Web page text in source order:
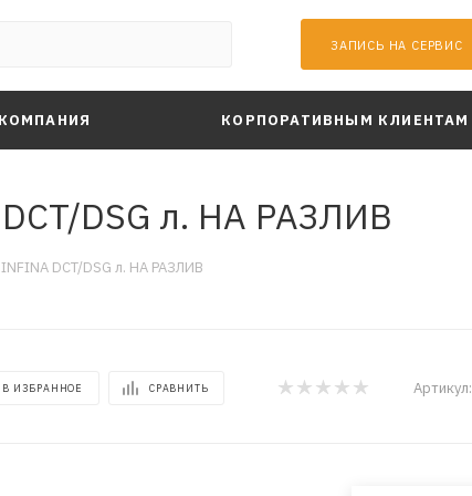
ЗАПИСЬ НА СЕРВИС
КОМПАНИЯ КОРПОРАТИВНЫМ КЛИЕНТАМ
DSG л. НА РАЗЛИВ
DCT/DSG л. НА РАЗЛИВ
В ИЗБРАННОЕ СРАВНИТЬ Артикул: